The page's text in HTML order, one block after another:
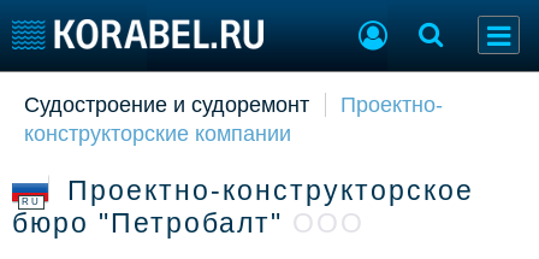
Судостроение
Пульс
Компании
Репутация
Торговая площадка
Доска объявлений
Оборудование
Изделия
Судостроение и судоремонт
Проектно-
конструкторские компании
RU
Проектно-конструкторское
бюро "Петробалт" ООО